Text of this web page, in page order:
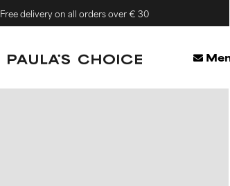
Free delivery on all orders over € 30